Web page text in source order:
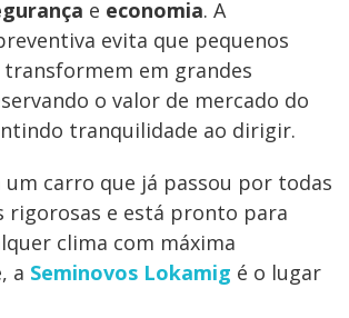
e economia. A
evita que pequenos
em grandes
o valor de mercado do
tranquilidade ao dirigir.
um carro que já passou por todas
rigorosas e está pronto para
clima com máxima
a Seminovos Lokamig é o lugar